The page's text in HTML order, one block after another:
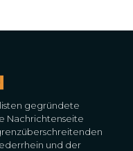
gegründete
Nachrichtenseite
und der